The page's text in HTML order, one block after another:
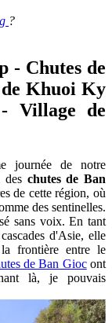
?
- Chutes de
Khuoi Ky
Village de
journée de notre
des chutes de Ban
de cette région, où
des sentinelles.
sans voix. En tant
d'Asie, elle
frontière entre le
de Ban Giocont
là, je pouvais